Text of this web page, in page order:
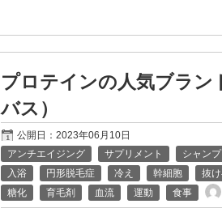
プロテインの人気ブラン
バス）
公開日：2023年06月10日
アンチエイジング
サプリメント シャン
入浴
円形脱毛症 冷え 幹細胞 抜
糖化
育毛剤 血流 運動 食事